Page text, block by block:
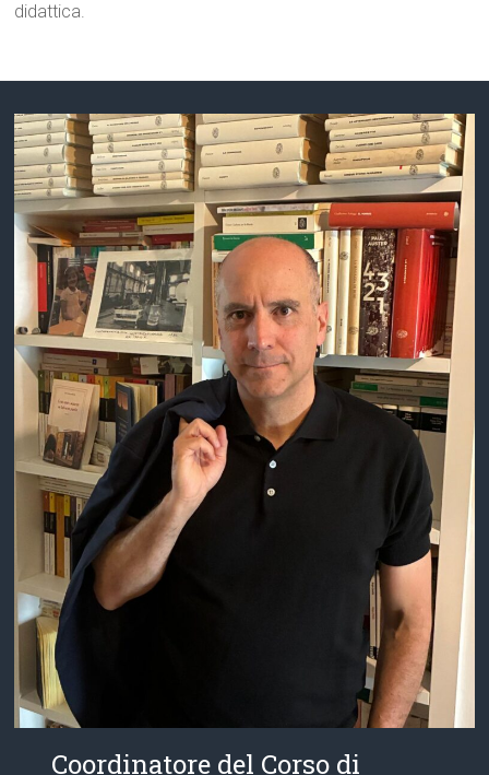
didattica.
Coordinatore del Corso di